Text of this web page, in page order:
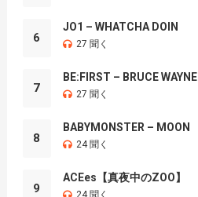
6
JO1 – WHATCHA DOIN
27 聞く
7
BE:FIRST – BRUCE WAYNE
27 聞く
8
BABYMONSTER – MOON
24 聞く
9
ACEes【真夜中のZOO】
24 聞く